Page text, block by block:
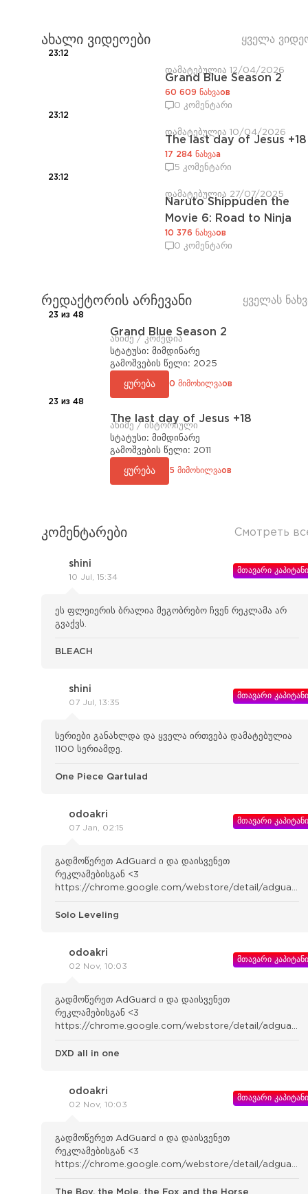
ახალი ვიდეოები ყველა
23:12
დამატებულია 12/04/2026
Grand Blue Season 2
60 609 ნახვაов
0 კომენტარი
23:12
დამატებულია 10/04/2026
The last day of Jesus +18
17 284 ნახვაа
5 კომენტარი
23:12
დამატებულია 27/07/2025
Naruto Shippuden the
Movie 6: Road to Ninja
10 376 ნახვაов
0 კომენტარი
რედაქტორის არჩევანი ყველას
23 из 48
Grand Blue Season 2
ანიმე / კომედია
სტატუსი: მიმდინარე
გამოშვების წელი: 2025
ყურება 0 მიმოხილვაов
23 из 48
The last day of Jesus +18
ანიმე / ისტორიული
სტატუსი: მიმდინარე
გამოშვების წელი: 2011
ყურება 5 მიმოხილვაов
კომენტარები Смотреть
shini
10 Jul, 15:34
მთავარი კაპიტანი
ეს ფლეიერის ბრალია მეგობრებო ჩვენ რეკლამა არ
გვაქვს.
BLEACH
shini
07 Jul, 13:35
მთავარი კაპიტანი
სერიები განახლდა და ყველა ირთვება დამატებულია
1100 სერიამდე.
One Piece Qartulad
odoakri
07 Jan, 02:15
მთავარი კაპიტანი
გადმოწერეთ AdGuard ი და დაისვენეთ
რეკლამებისგან <3
https://chrome.google.com/webstore/detail/adguard-
Solo Leveling
odoakri
02 Nov, 10:03
მთავარი კაპიტანი
გადმოწერეთ AdGuard ი და დაისვენეთ
რეკლამებისგან <3
https://chrome.google.com/webstore/detail/adguard-
DXD all in one
odoakri
02 Nov, 10:03
მთავარი კაპიტანი
გადმოწერეთ AdGuard ი და დაისვენეთ
რეკლამებისგან <3
https://chrome.google.com/webstore/detail/adguard-
The Boy, the Mole, the Fox and the Horse